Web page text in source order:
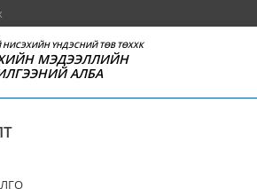
НИСЭХИЙН ҮНДЭСНИЙ ТӨВ ТӨХХК
МЭДЭЭЛЛИЙН
АЛБА